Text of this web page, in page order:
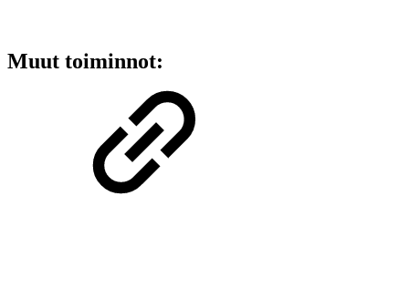
Muut toiminnot: